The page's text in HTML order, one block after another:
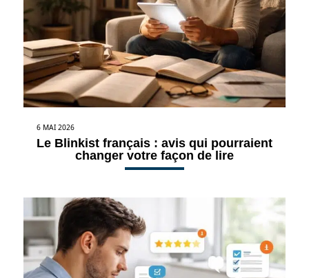
6 MAI 2026
Le Blinkist français : avis qui pourraient
changer votre façon de lire